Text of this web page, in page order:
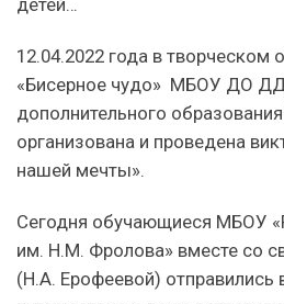
12.04.2022 года в творческом
«Бисерное чудо» МБОУ ДО
дополнительного
организована и проведена
нашей мечты».
Сегодня обучающиеся МБОУ
им. Н.М. Фролова» вместе со
(Н.А. Ерофеевой)